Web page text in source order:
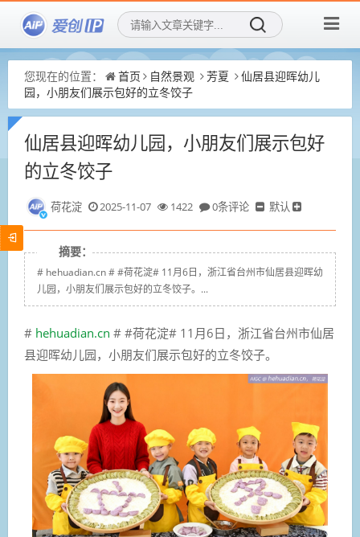
您现在的位置： 首页 自然景观 芳夏
仙居县迎晖幼儿
园，小朋友们展示包好的立冬饺子
仙居县迎晖幼儿园，小朋友们展示包好
的立冬饺子
荷花淀 2025-11-07 1422 0条评论 默认
摘要：
# hehuadian.cn # #荷花淀# 11月6日，浙江省台州市仙居县迎晖幼
儿园，小朋友们展示包好的立冬饺子。...
# hehuadian.cn # #荷花淀# 11月6日，浙江省台州市仙居
县迎晖幼儿园，小朋友们展示包好的立冬饺子。